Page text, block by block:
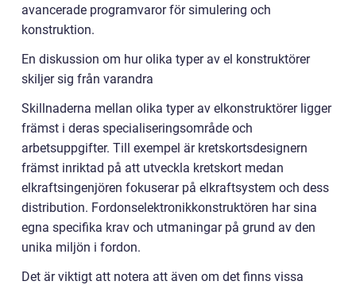
avancerade programvaror för simulering och
konstruktion.
En diskussion om hur olika typer av el konstruktörer
skiljer sig från varandra
Skillnaderna mellan olika typer av elkonstruktörer ligger
främst i deras specialiseringsområde och
arbetsuppgifter. Till exempel är kretskortsdesignern
främst inriktad på att utveckla kretskort medan
elkraftsingenjören fokuserar på elkraftsystem och dess
distribution. Fordonselektronikkonstruktören har sina
egna specifika krav och utmaningar på grund av den
unika miljön i fordon.
Det är viktigt att notera att även om det finns vissa